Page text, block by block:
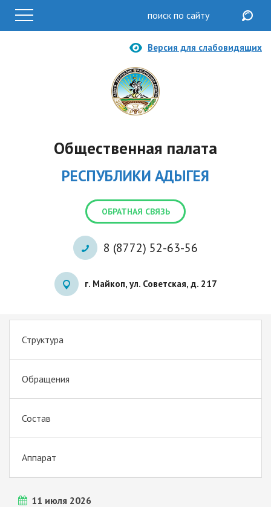
Общественная палата
РЕСПУБЛИКИ АДЫГЕЯ
ОБРАТНАЯ СВЯЗЬ
8 (8772) 52-63-56
г. Майкоп, ул. Советская, д. 217
Версия для слабовидящих
Структура
Обращения
Состав
Аппарат
11 июля 2026